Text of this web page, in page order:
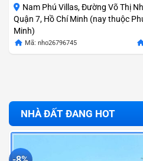
Nam Phú Villas, Đường Võ Thị
Quận 7, Hồ Chí Minh (nay thuộc
Minh)
Mã: nho26796745
NHÀ ĐẤT ĐANG HOT